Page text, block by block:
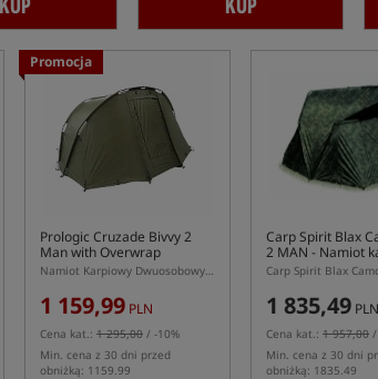
KUP KUP
Promocja
Prologic Cruzade Bivvy 2
Man with Overwrap
Namiot Karpiowy Dwuosobowy z Narzutą
1 159,99 PLN
Cena kat.: 1 295,00 / -10%
Min. cena z 30 dni przed
obniżką: 1159.99
Carp Spirit Blax
2 MAN - Namiot
1 835,49 PLN
Cena kat.: 1 957,00 /
Min. cena z 30 dni
obniżką: 1835.49